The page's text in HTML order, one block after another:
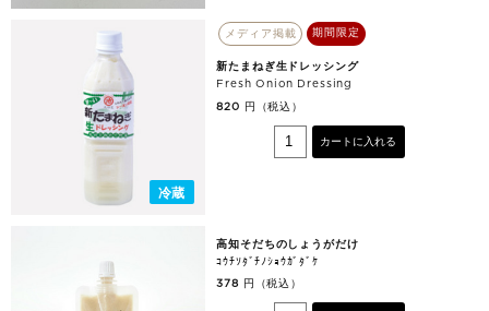
冷蔵
メディア掲載 期間限定
新たまねぎ生ドレッシング
Fresh Onion Dressing
820 円（税込）
カートに入れる
高知そだちのしょうがだけ
ｺｳﾁｿﾀﾞﾁﾉｼｮｳｶﾞﾀﾞｹ
378 円（税込）